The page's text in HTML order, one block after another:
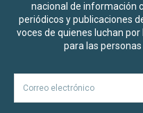
nacional de información
periódicos y publicaciones
voces de quienes luchan
para las personas